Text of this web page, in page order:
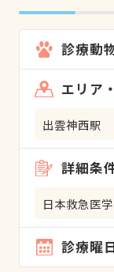
診療動
エリア
出雲神西駅
詳細条
日本救急医
診療曜